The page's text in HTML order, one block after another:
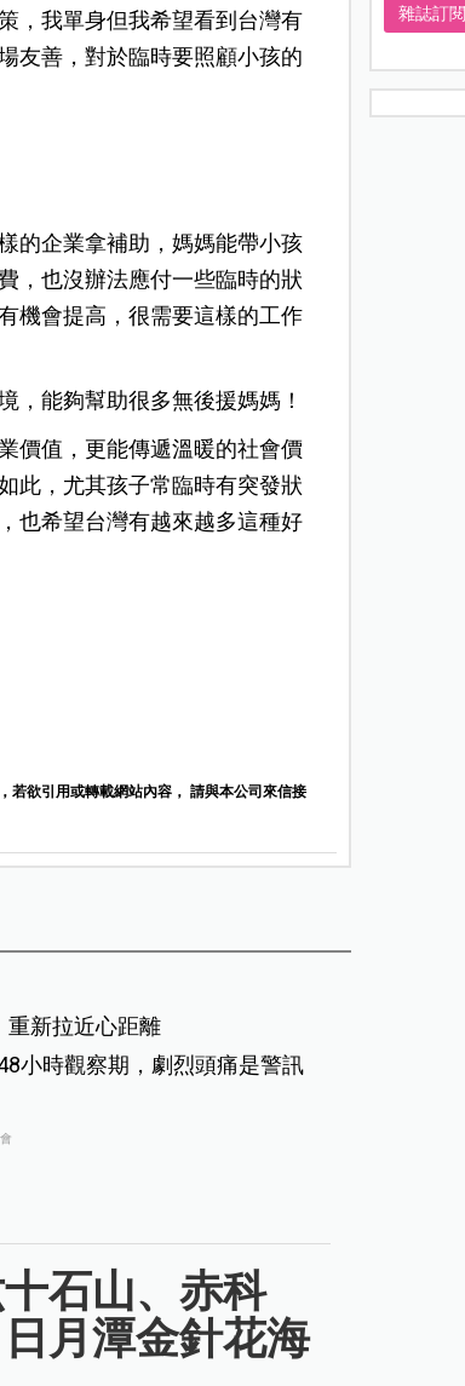
，我單身但我希望看到台灣有
友善，對於臨時要照顧小孩的
的企業拿補助，媽媽能帶小孩
，也沒辦法應付一些臨時的狀
機會提高，很需要這樣的工作
，能夠幫助很多無後援媽媽！
價值，更能傳遞溫暖的社會價
此，尤其孩子常臨時有突發狀
也希望台灣有越來越多這種好
若欲引用或轉載網站內容， 請與本公司來信接
重新拉近心距離
小時觀察期，劇烈頭痛是警訊
石山、赤科
月潭金針花海
雜誌訂閱